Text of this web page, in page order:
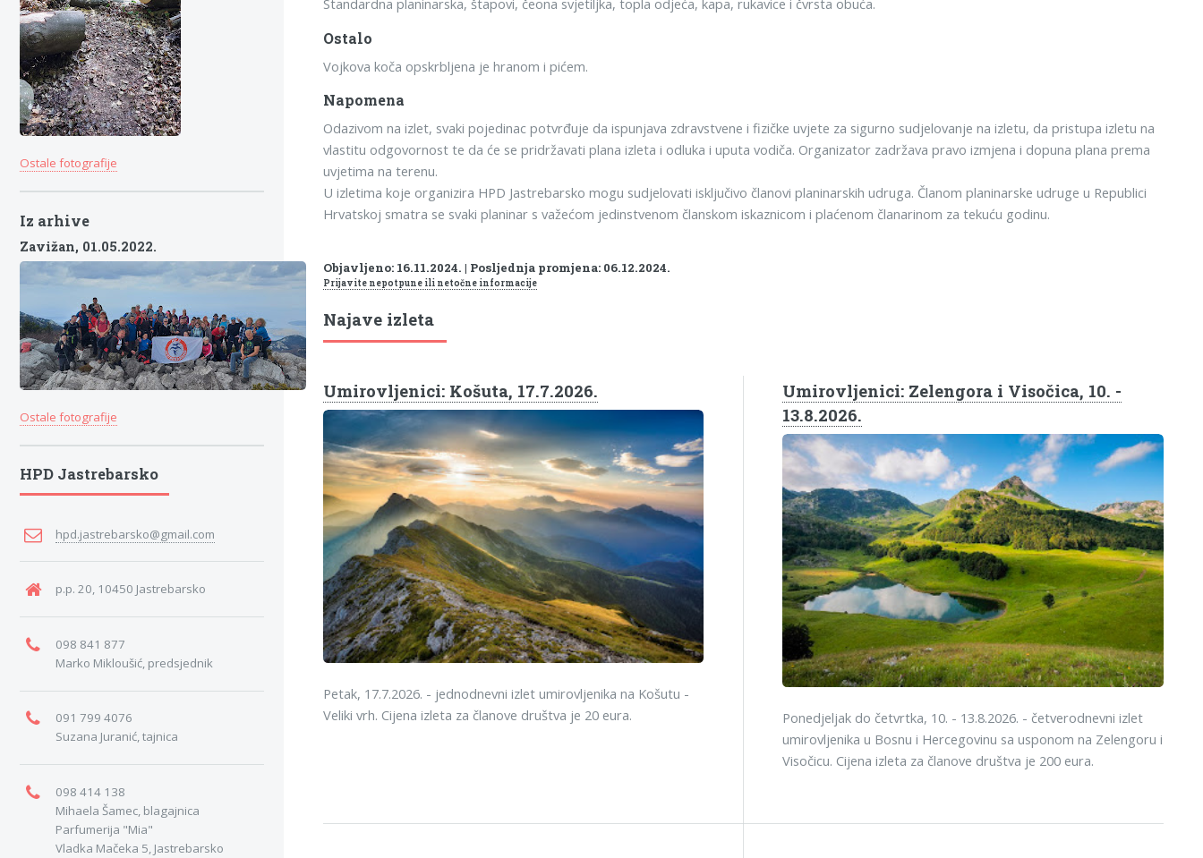
Standardna planinarska, štapovi, čeona svjetiljka, topla odjeća, kapa, rukavice i čvrsta obuća.
Ostalo
Vojkova koča opskrbljena je hranom i pićem.
Napomena
Odazivom na izlet, svaki pojedinac potvrđuje da ispunjava zdravstvene i fizičke uvjete za sigurno sudjelovanje na izletu, da pristupa izletu na
vlastitu odgovornost te da će se pridržavati plana izleta i odluka i uputa vodiča. Organizator zadržava pravo izmjena i dopuna plana prema
uvjetima na terenu.
U izletima koje organizira HPD Jastrebarsko mogu sudjelovati isključivo članovi planinarskih udruga. Članom planinarske udruge u Republici
Hrvatskoj smatra se svaki planinar s važećom jedinstvenom članskom iskaznicom i plaćenom članarinom za tekuću godinu.
Objavljeno: 16.11.2024. | Posljednja promjena: 06.12.2024.
Prijavite nepotpune ili netočne informacije
Najave izleta
Umirovljenici: Košuta, 17.7.2026.
Petak, 17.7.2026. - jednodnevni izlet umirovljenika na Košutu -
Veliki vrh. Cijena izleta za članove društva je 20 eura.
Umirovljenici: Zelengora i Visočica, 10. -
13.8.2026.
Ponedjeljak do četvrtka, 10. - 13.8.2026. - četverodnevni izlet
umirovljenika u Bosnu i Hercegovinu sa usponom na Zelengoru i
Visočicu. Cijena izleta za članove društva je 200 eura.
Ostale fotografije
Iz arhive
Zavižan, 01.05.2022.
Ostale fotografije
HPD Jastrebarsko
hpd.jastrebarsko@gmail.com
p.p. 20, 10450 Jastrebarsko
098 841 877
Marko Mikloušić, predsjednik
091 799 4076
Suzana Juranić, tajnica
098 414 138
Mihaela Šamec, blagajnica
Parfumerija "Mia"
Vladka Mačeka 5, Jastrebarsko